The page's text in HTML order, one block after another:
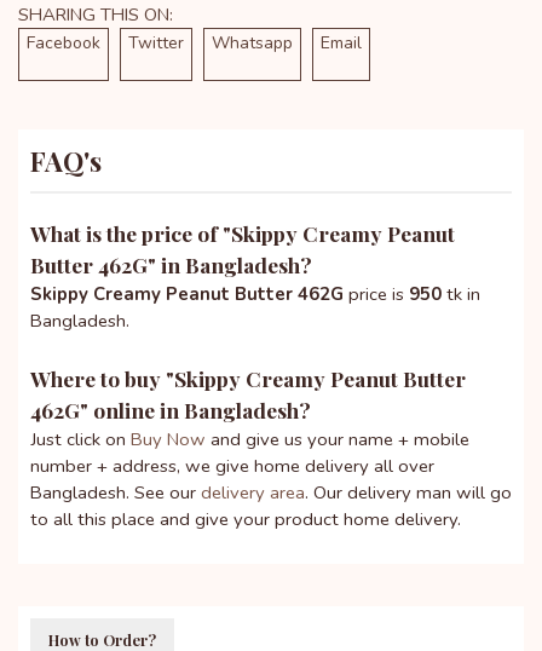
SHARING THIS ON:
Facebook Twitter Whatsapp Email
FAQ's
What is the price of "Skippy Creamy Peanut
Butter 462G" in Bangladesh?
Skippy Creamy Peanut Butter 462G price is 950 tk in
Bangladesh.
Where to buy "Skippy Creamy Peanut Butter
462G" online in Bangladesh?
Just click on Buy Now and give us your name + mobile
number + address, we give home delivery all over
Bangladesh. See our delivery area. Our delivery man will go
to all this place and give your product home delivery.
How to Order?